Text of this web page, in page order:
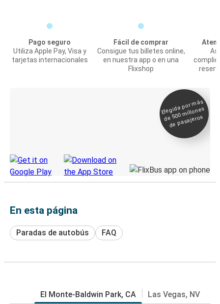
Pago seguro
Utiliza Apple Pay, Visa y
tarjetas internacionales
Fácil de comprar
Consigue tus billetes online,
en nuestra app o en una
Flixshop
Elegida por
más
de 500
millones
de pasajeros
En esta página
Paradas de autobús FAQ
El Monte-Baldwin Park, CA Las Vegas, NV